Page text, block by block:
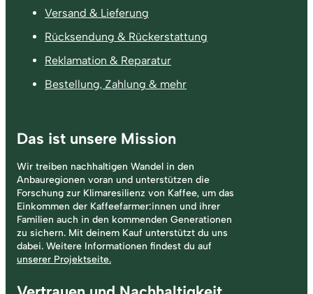
Versand & Lieferung
Rücksendung & Rückerstattung
Reklamation & Reparatur
Bestellung, Zahlung & mehr
Das ist unsere Mission
Wir treiben nachhaltigen Wandel in den
Anbauregionen voran und unterstützen die
Forschung zur Klimaresilienz von Kaffee, um das
Einkommen der Kaffeefarmer:innen und ihrer
Familien auch in den kommenden Generationen
zu sichern. Mit deinem Kauf unterstützt du uns
dabei. Weitere Informationen findest du auf
unserer Projektseite.